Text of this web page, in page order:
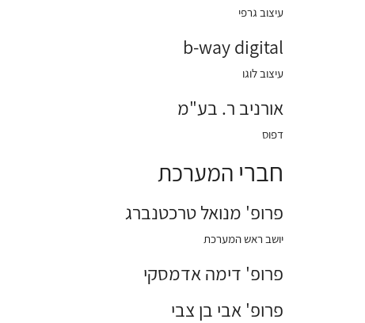
עיצוב גרפי
b-way digital
עיצוב לוגו
אורניב ר. בע"מ
דפוס
חברי המערכת
פרופ' מנואל טרכטנברג
יושב ראש המערכת
פרופ' דימה אדמסקי
פרופ' אבי בן צבי